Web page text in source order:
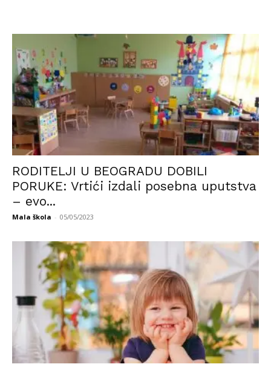
RODITELJI U BEOGRADU DOBILI
PORUKE: Vrtići izdali posebna uputstva
– evo...
Mala škola - 05/05/2023